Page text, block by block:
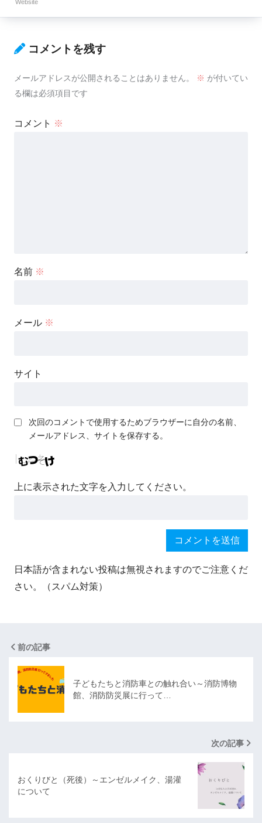
Website
コメントを残す
メールアドレスが公開されることはありません。 ※ が付いてい
る欄は必須項目です
コメント ※
名前 ※
メール ※
サイト
次回のコメントで使用するためブラウザーに自分の名前、
メールアドレス、サイトを保存する。
上に表示された文字を入力してください。
日本語が含まれない投稿は無視されますのでご注意くだ
さい。（スパム対策）
前の記事
子どもたちと消防車との触れ合い～消防博物
館、消防防災展に行って…
次の記事
おくりびと（死後）～エンゼルメイク、湯灌
について